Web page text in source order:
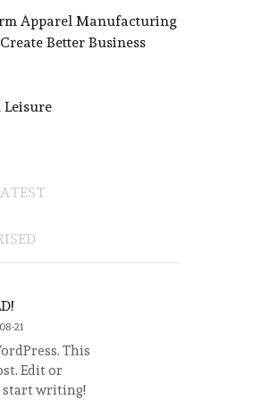
Apparel Manufacturing
Better Business
21
This
Edit or
start writing!